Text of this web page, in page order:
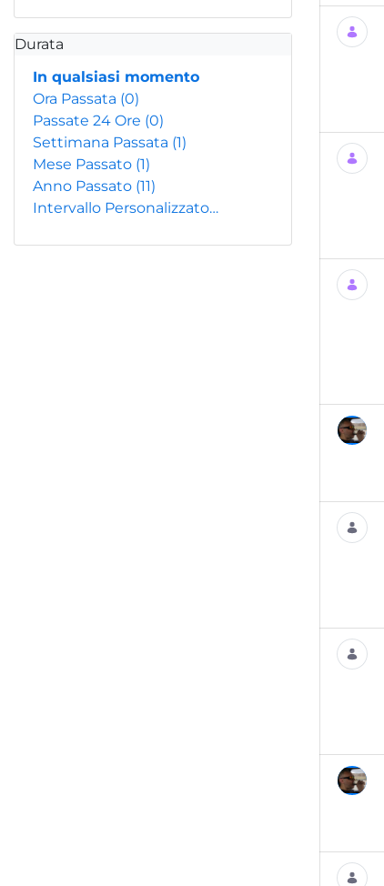
Durata
In qualsiasi momento
Ora Passata (0)
Passate 24 Ore (0)
Settimana Passata (1)
Mese Passato (1)
Anno Passato (11)
Intervallo Personalizzato…